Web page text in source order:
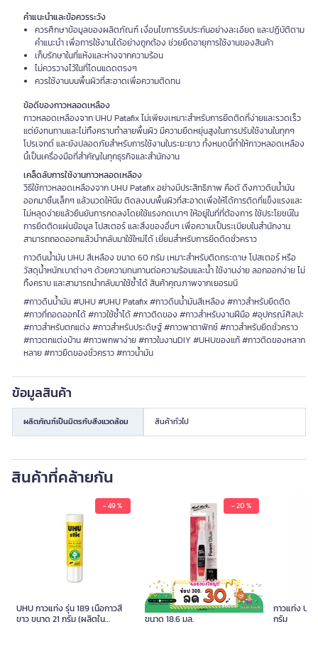
คำแนะนำและข้อควรระวัง
ควรศึกษาข้อมูลของผลิตภัณฑ์ เงื่อนไขการรับประกันอย่างละเอียด และปฏิบัติตาม
คำแนะนำ เพื่อการใช้งานได้อย่างถูกต้อง ช่วยยืดอายุการใช้งานของสินค้า
เก็บรักษาในที่แห้งและห่างจากความร้อน
ไม่ควรวางไว้ในที่โดนแดดตรงๆ
ควรใช้งานบนพื้นผิวที่สะอาดเพื่อความติดทน
ข้อดีของกาวหลอดเหลือง
กาวหลอดเหลืองจาก UHU Patafix ไม่เพียงเหมาะสำหรับการยึดติดที่ง่ายและรวดเร็ว
แต่ยังทนทานและไม่ทิ้งคราบทำลายพื้นผิว มีความยืดหยุ่นสูงในการปรับใช้งานในทุกๆ
โปรเจกต์ และยังปลอดภัยสำหรับการใช้งานในระยะยาว ทั้งหมดนี้ทำให้กาวหลอดเหลือง
นี้เป็นเครื่องมือที่สำคัญในทุกธุรกิจและสำนักงาน
เคล็ดลับการใช้งานกาวหลอดเหลือง
วิธีใช้กาวหลอดเหลืองจาก UHU Patafix อย่างมีประสิทธิภาพ คือตั ดึงกาวดินน้ำมัน
ออกมาชิ้นเล็กๆ แล้วนวดให้นิ่ม ติดลงบนพื้นผิวที่สะอาดเพื่อให้ได้การติดที่แข็งแรงและ
ไม่หลุดง่ายแล้วยืนยันการกดลงโดยใช้แรงกดเบาๆ ให้อยู่ในที่ที่ต้องการ ใช้ประโยชน์ใน
การยึดติดแผ่นข้อมูล โปสเตอร์ และสิ่งของอื่นๆ เพื่อความเป็นระเบียบในสำนักงาน
สามารถถอดออกแล้วนำกลับมาใช้ใหม่ได้ เยี่ยมสำหรับการยึดติดชั่วคราว
กาวดินน้ำมัน UHU สีเหลือง ขนาด 60 กรัม เหมาะสำหรับติดกระดาษ โปสเตอร์ หรือ
วัสดุน้ำหนักเบาต่างๆ ด้วยความทนทานต่อความร้อนและน้ำ ใช้งานง่าย ลอกออกง่าย ไม่
ทิ้งคราบ และสามารถนำกลับมาใช้ซ้ำได้ สินค้าคุณภาพจากเยอรมนี
#กาวดินน้ำมัน #UHU #UHU Patafix #กาวดินน้ำมันสีเหลือง #กาวสำหรับยึดติด
#กาวที่ถอดออกได้ #กาวใช้ซ้ำได้ #กาวติดของ #กาวสำหรับงานฝีมือ #อุปกรณ์ศิลปะ
#กาวสำหรับตกแต่ง #กาวสำหรับประดิษฐ์ #กาวพาตาฟิกซ์ #กาวสำหรับยึดชั่วคราว
#กาวตกแต่งบ้าน #กาวพกพาง่าย #กาวในงานDIY #UHUของแท้ #กาวติดของหลาก
หลาย #กาวยึดของชั่วคราว #กาวน้ำมัน
ข้อมูลสินค้า
ผลิตภัณฑ์เป็นมิตรกับสิ่งแวดล้อม สินค้าทั่วไป
สินค้าที่คล้ายกัน
- 49 %
UHU กาวแท่ง รุ่น 189 เนื้อกาวสี
ขาว ขนาด 21 กรัม (ผลิตใน
- 20 %
MONT MARTE กาวสำหรับโฟม
ขนาด 18.6 มล.
กาวแท่ง
กรัม